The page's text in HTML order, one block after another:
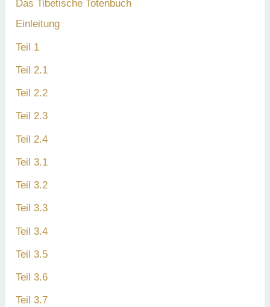
Das Tibetische Totenbuch
Einleitung
Teil 1
Teil 2.1
Teil 2.2
Teil 2.3
Teil 2.4
Teil 3.1
Teil 3.2
Teil 3.3
Teil 3.4
Teil 3.5
Teil 3.6
Teil 3.7